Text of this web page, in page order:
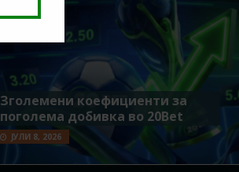
Зголемени коефициенти за
поголема добивка во 20Bet
ЈУЛИ 8, 2026